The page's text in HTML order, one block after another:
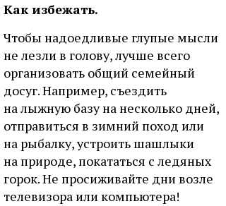
Как избежать.
Чтобы надоедливые глупые мысли
не лезли в голову, лучше всего
организовать общий семейный
досуг. Например, съездить
на лыжную базу на несколько дней,
отправиться в зимний поход или
на рыбалку, устроить шашлыки
на природе, покататься с ледяных
горок. Не просиживайте дни возле
телевизора или компьютера!